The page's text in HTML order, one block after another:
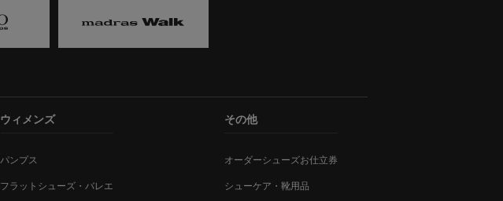
ウィメンズ
パンプス
フラットシューズ・バレエ
その他
オーダーシューズお仕立券
シューケア・靴用品